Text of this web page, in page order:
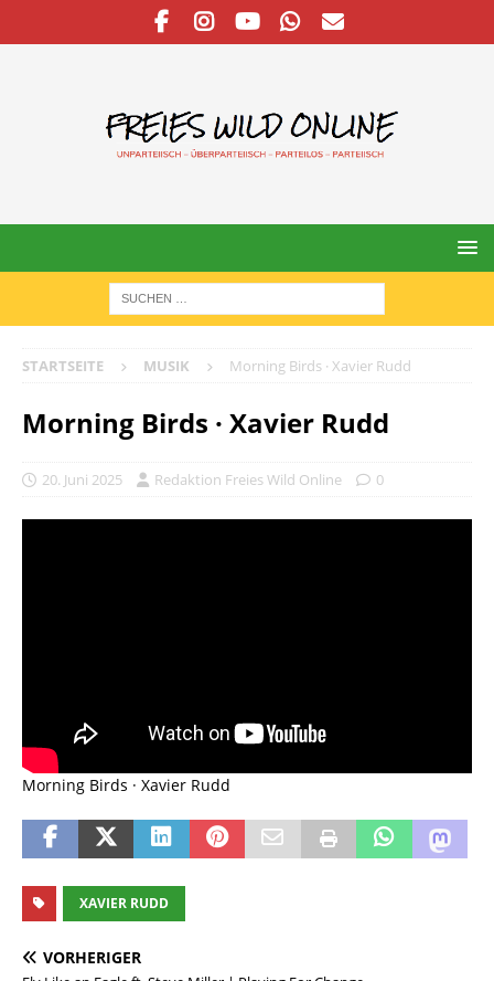
STARTSEITE MUSIK Morning Birds · Xavier Rudd
Morning Birds · Xavier Rudd
20. Juni 2025 Redaktion Freies Wild Online 0
Morning Birds · Xavier Rudd
XAVIER RUDD
VORHERIGER